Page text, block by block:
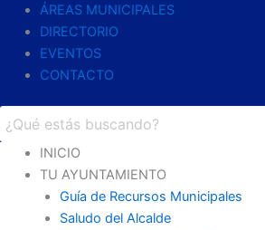
ÁREAS MUNICIPALES
DIRECTORIO
EVENTOS
CONTACTO
INICIO
TU AYUNTAMIENTO
Guía de Recursos Municipales
Saludo del Alcalde